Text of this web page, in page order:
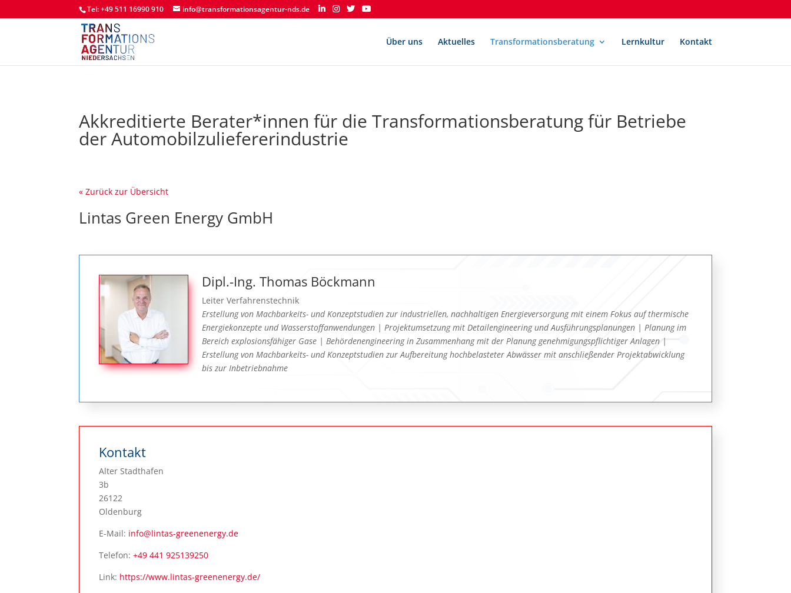
Tel: +49 511 16990 910 info@transformationsagentur-nds.de
Über uns Aktuelles Transformationsberatung Lernkultur Kontakt
Akkreditierte Berater*innen für die Transformationsberatung für Betriebe
der Automobilzuliefererindustrie
« Zurück zur Übersicht
Lintas Green Energy GmbH
Dipl.-Ing. Thomas Böckmann
Leiter Verfahrenstechnik
Erstellung von Machbarkeits- und Konzeptstudien zur industriellen, nachhaltigen Energieversorgung mit einem Fokus auf thermische
Energiekonzepte und Wasserstoffanwendungen | Projektumsetzung mit Detailengineering und Ausführungsplanungen | Planung im
Bereich explosionsfähiger Gase | Behördenengineering in Zusammenhang mit der Planung genehmigungspflichtiger Anlagen |
Erstellung von Machbarkeits- und Konzeptstudien zur Aufbereitung hochbelasteter Abwässer mit anschließender Projektabwicklung
bis zur Inbetriebnahme
Kontakt
Alter Stadthafen
3b
26122
Oldenburg
E-Mail: info@lintas-greenenergy.de
Telefon: +49 441 925139250
Link: https://www.lintas-greenenergy.de/